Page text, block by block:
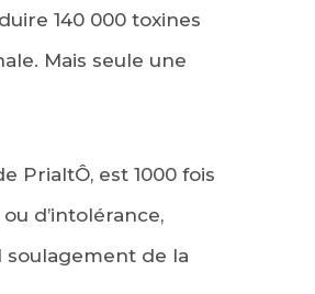
140 000 toxines
Mais seule une
PrialtÔ, est 1000 fois
d’intolérance,
soulagement de la